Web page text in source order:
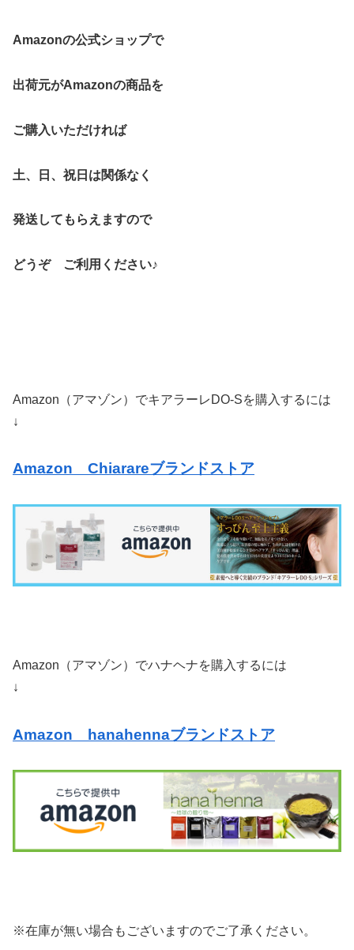
Amazonの公式ショップで
出荷元がAmazonの商品を
ご購入いただければ
土、日、祝日は関係なく
発送してもらえますので
どうぞ ご利用ください♪
Amazon（アマゾン）でキアラーレDO-Sを購入するには
↓
Amazon Chiarareブランドストア
Amazon（アマゾン）でハナヘナを購入するには
↓
Amazon hanahennaブランドストア
※在庫が無い場合もございますのでご了承ください。